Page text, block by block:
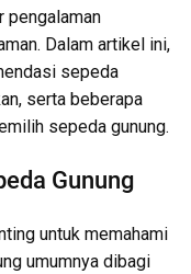
pengalaman
Dalam artikel ini,
sepeda
serta beberapa
sepeda gunung.
Gunung
untuk memahami
umumnya dibagi